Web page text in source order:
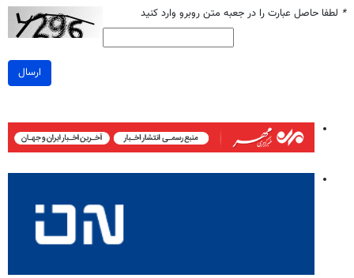
* لطفا حاصل عبارت را در جعبه متن روبرو وارد کنید
ارسال